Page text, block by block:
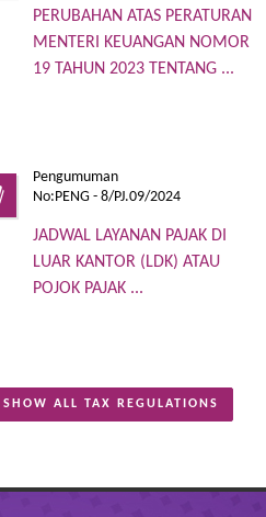
PERUBAHAN ATAS PERATURAN
MENTERI KEUANGAN NOMOR
19 TAHUN 2023 TENTANG ...
Pengumuman
No:PENG - 8/PJ.09/2024
JADWAL LAYANAN PAJAK DI
LUAR KANTOR (LDK) ATAU
POJOK PAJAK ...
SHOW ALL TAX REGULATIONS